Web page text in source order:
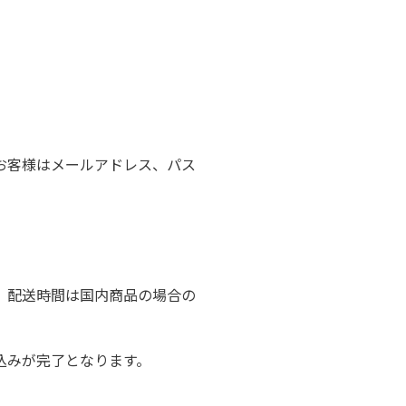
様はメールアドレス、パス
送時間は国内商品の場合の
が完了となります。